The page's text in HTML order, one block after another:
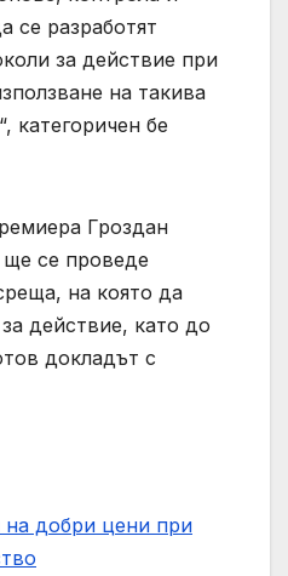
се разработят
за действие при
на такива
категоричен бе
Гроздан
се проведе
на която да
действие, като до
докладът с
на добри цени при